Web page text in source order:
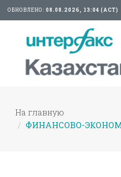
ОБНОВЛЕНО: 08.08.2026, 13:04 (АСТ)
На главную
ФИНАНСОВО-